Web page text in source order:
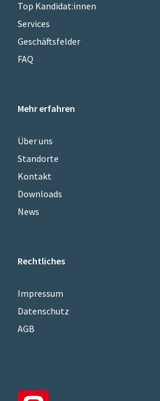
Top Kandidat:innen
Services
Geschäftsfelder
FAQ
Mehr erfahren
Über uns
Standorte
Kontakt
Downloads
News
Rechtliches
Impressum
Datenschutz
AGB